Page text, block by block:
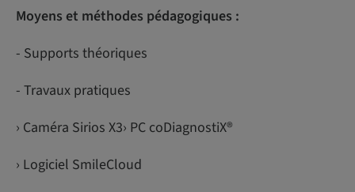
Moyens et méthodes pédagogiques :
- Supports théoriques
- Travaux pratiques
› Caméra Sirios X3› PC coDiagnostiX®
› Logiciel SmileCloud